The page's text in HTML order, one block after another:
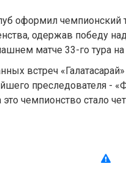
оформил чемпионский
одержав победу
матче 33-го тура
встреч
преследователя -
это чемпионство стало